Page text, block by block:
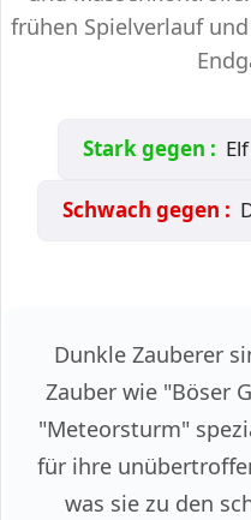
frühen Spielverlauf
Stark gegen :
Schwach gegen :
Dunkle Zauberer
Zauber wie "Böser
"Meteorsturm"
für ihre
was sie zu den